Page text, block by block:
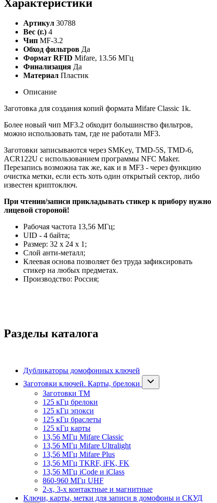
Характеристики
Артикул 30788
Вес (г.) 4
Чип MF-3.2
Обход фильтров Да
Формат RFID Mifare, 13.56 МГц
Финализация Да
Материал Пластик
Описание
Заготовка для создания копий формата Mifare Classic 1k.
Более новый чип MF3.2 обходит большинство фильтров,
можно использовать там, где не работали MF3.
Заготовки записываются через SMKey, TMD-5S, TMD-6,
ACR122U с использованием программы NFC Maker.
Перезапись возможна так же, как и в MF3 - через функцию
очистка метки, если есть хоть один открытый сектор, либо
известен криптоключ.
При чтении/записи прикладывать стикер к прибору нужно
лицевой стороной!
Рабочая частота 13,56 МГц;
UID - 4 байта;
Размер: 32 х 24 х 1;
Слой анти-металл;
Клеевая основа позволяет без труда зафиксировать
стикер на любых предметах.
Производство: Россия;
Разделы каталога
Дубликаторы домофонных ключей
Заготовки ключей. Карты, брелоки
Заготовки ТМ
125 кГц брелоки
125 кГц эпокси
125 кГц браслеты
125 кГц карты
13,56 МГц Mifare Classic
13,56 МГц Mifare Ultralight
13,56 МГц Mifare Plus
13,56 МГц TKRF, iFK, FK
13,56 МГц iCode и iClass
860-960 МГц UHF
2-х, 3-х контактные и магнитные
Ключи, карты, метки для записи в домофоны и СКУД